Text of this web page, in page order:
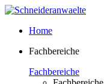
Home
Fachbereiche
Fachbereiche